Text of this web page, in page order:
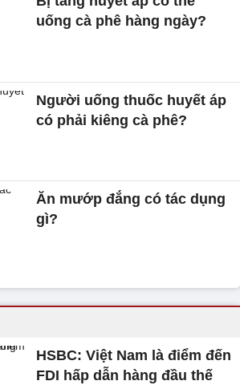
uống cà phê hàng ngày?
Người uống thuốc huyết áp
có phải kiêng cà phê?
Ăn mướp đắng có tác dụng
gì?
HSBC: Việt Nam là điểm đến
FDI hấp dẫn hàng đầu thế